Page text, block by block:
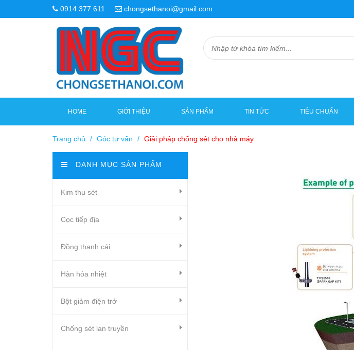
0914.377.611 chongsethanoi@gmail.com
HOME GIỚI THIỆU SẢN PHẨM TIN TỨC TIÊU CHUẨN
Trang chủ / Góc tư vấn / Giải pháp chống sét cho nhà máy
DANH MỤC SẢN PHẨM
Kim thu sét
Cọc tiếp địa
Đồng thanh cái
Hàn hóa nhiệt
Bột giảm điện trở
Chống sét lan truyền